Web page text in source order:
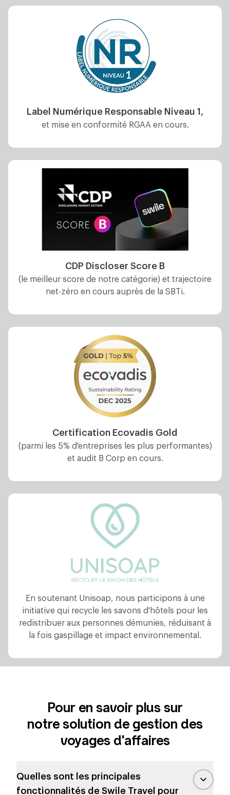
Label Numérique Responsable Niveau 1,
et mise en conformité RGAA en cours.
CDP Discloser Score B
(le meilleur score de notre catégorie) et trajectoire
net-zéro en cours auprès de la SBTi.
Certification Ecovadis Gold
(parmi les 5% d'entreprises les plus performantes)
et audit B Corp en cours.
En soutenant Unisoap, nous participons à une
initiative qui recycle les savons d'hôtels pour les
redistribuer aux personnes démunies, réduisant à
la fois gaspillage et impact environnemental.
Pour en savoir plus sur
notre solution de gestion des
voyages d'affaires
Quelles sont les principales
fonctionnalités de Swile Travel pour